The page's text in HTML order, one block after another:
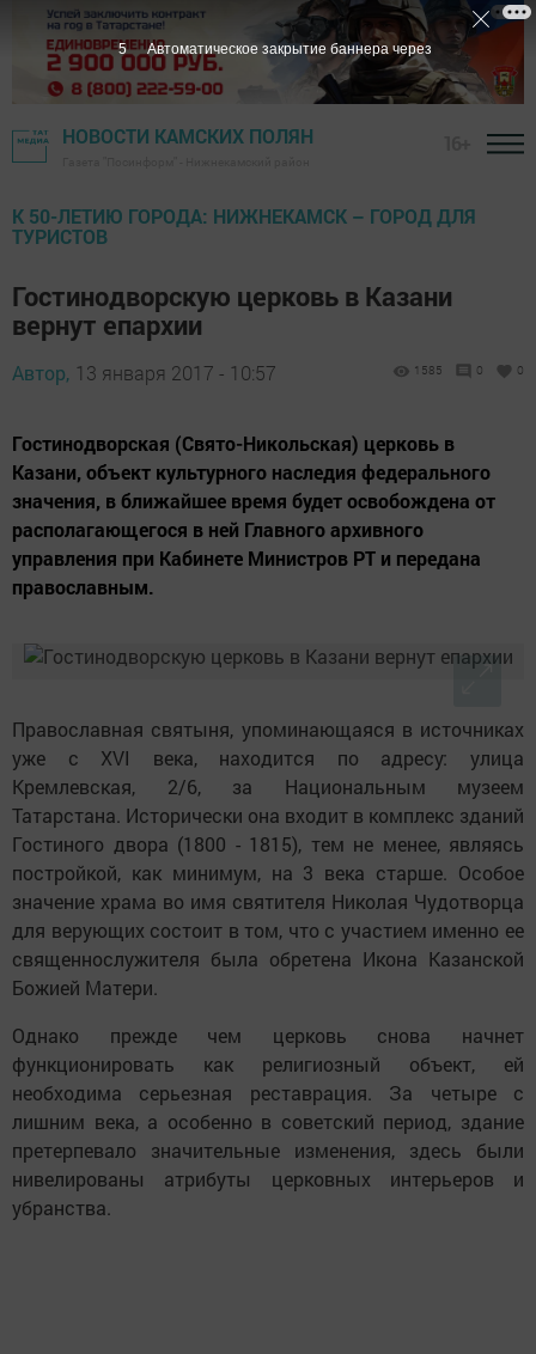
НОВОСТИ КАМСКИХ ПОЛЯН
К 50-ЛЕТИЮ ГОРОДА: НИЖНЕКАМСК – ГОРОД ДЛЯ
ТУРИСТОВ
Гостинодворскую церковь в Казани
вернут епархии
Автор, 13 января 2017 - 10:57 1585 0 0
Гостинодворская (Свято-Никольская) церковь в
Казани, объект культурного наследия федерального
значения, в ближайшее время будет освобождена от
располагающегося в ней Главного архивного
управления при Кабинете Министров РТ и передана
православным.
Православная святыня, упоминающаяся в источниках
уже с XVI века, находится по адресу: улица
Кремлевская, 2/6, за Национальным музеем
Татарстана. Исторически она входит в комплекс зданий
Гостиного двора (1800 - 1815), тем не менее, являясь
постройкой, как минимум, на 3 века старше. Особое
значение храма во имя святителя Николая Чудотворца
для верующих состоит в том, что с участием именно ее
священнослужителя была обретена Икона Казанской
Божией Матери.
Однако прежде чем церковь снова начнет
функционировать как религиозный объект, ей
необходима серьезная реставрация. За четыре с
лишним века, а особенно в советский период, здание
претерпевало значительные изменения, здесь были
нивелированы атрибуты церковных интерьеров и
убранства.
4 Автоматическое закрытие баннера через